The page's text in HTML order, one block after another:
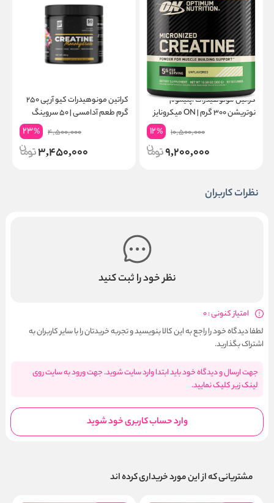
کراتین مونوهیدرات اپتیموم
نوتریشن ۳۰۰ گرم | ON میکرونایز
10,500,000
12%
9,200,000
کراتین مونوهیدرات کیو آر پی ۲۵۰
گرم طعم آدامسی | ۵۰ سروینگ
4,500,000
23%
3,450,000
نظرات کاربران
نظر خود را ثبت کنید
امتیاز کنونی : 0
لطفا دیدگاه خود را راجع به این کالا بنویسید و تجربه خریدتان را با سایر کاربران به
اشتراک بگذارید.
جهت ارسال و دیدگاه خود باید ابتدا وارد سایت شوید. جهت ورود به سایت روی
لینک زیر کلیک نمایید.
وارد حساب کاربری خود شوید
مشتریانی که از این مورد خریداری کرده اند